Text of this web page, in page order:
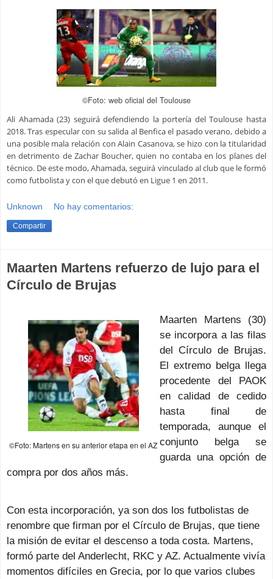
©Foto: web oficial del Toulouse
Ali Ahamada (23) seguirá defendiendo la portería del Toulouse hasta
2018. Tras especular con su salida al Benfica el pasado verano, debido a
una posible mala relación con Alain Casanova, se hizo con la titularidad
en detrimento de Zachar Boucher, quien no contaba en los planes del
técnico. De este modo, Ahamada, seguirá vinculado al club que le formó
como futbolista y con el que debutó en Ligue 1 en 2011.
Unknown No hay comentarios:
Compartir
Maarten Martens refuerzo de lujo para el
Círculo de Brujas
©Foto: Martens en su anterior etapa en el AZ
Maarten Martens (30)
se incorpora a las filas
del Círculo de Brujas.
El extremo belga llega
procedente del PAOK
en calidad de cedido
hasta final de
temporada, aunque el
conjunto belga se
guarda una opción de
compra por dos años más.
Con esta incorporación, ya son dos los futbolistas de
renombre que firman por el Círculo de Brujas, que tiene
la misión de evitar el descenso a toda costa. Martens,
formó parte del Anderlecht, RKC y AZ. Actualmente vivía
momentos difíciles en Grecia, por lo que varios clubes